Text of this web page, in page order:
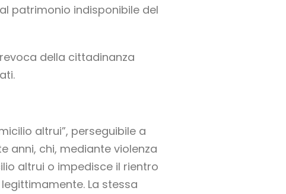
patrimonio indisponibile del
della cittadinanza
altrui”, perseguibile a
anni, chi, mediante violenza
altrui o impedisce il rientro
La stessa